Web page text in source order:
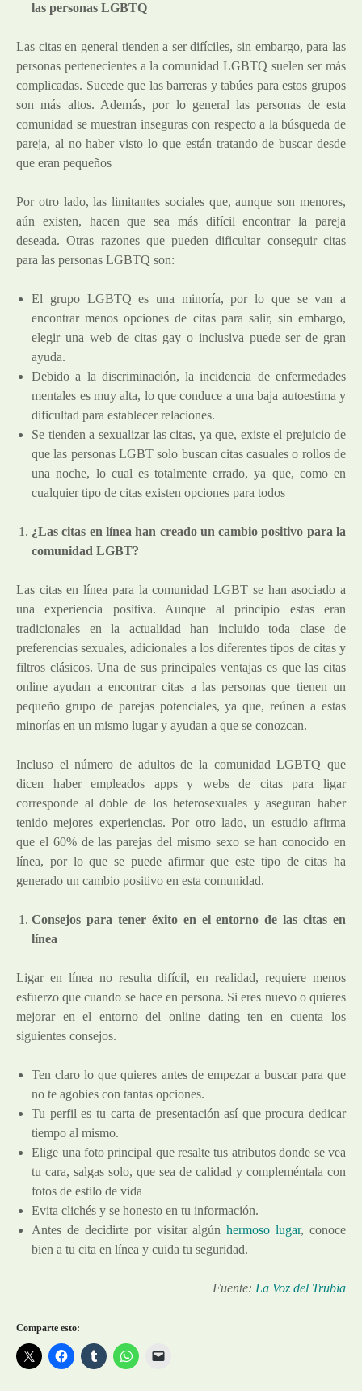
las personas LGBTQ
Las citas en general tienden a ser difíciles, sin embargo, para las
personas pertenecientes a la comunidad LGBTQ suelen ser más
complicadas. Sucede que las barreras y tabúes para estos grupos
son más altos. Además, por lo general las personas de esta
comunidad se muestran inseguras con respecto a la búsqueda de
pareja, al no haber visto lo que están tratando de buscar desde
que eran pequeños
Por otro lado, las limitantes sociales que, aunque son menores,
aún existen, hacen que sea más difícil encontrar la pareja
deseada. Otras razones que pueden dificultar conseguir citas
para las personas LGBTQ son:
El grupo LGBTQ es una minoría, por lo que se van a
encontrar menos opciones de citas para salir, sin embargo,
elegir una web de citas gay o inclusiva puede ser de gran
ayuda.
Debido a la discriminación, la incidencia de enfermedades
mentales es muy alta, lo que conduce a una baja autoestima y
dificultad para establecer relaciones.
Se tienden a sexualizar las citas, ya que, existe el prejuicio de
que las personas LGBT solo buscan citas casuales o rollos de
una noche, lo cual es totalmente errado, ya que, como en
cualquier tipo de citas existen opciones para todos
¿Las citas en línea han creado un cambio positivo para la
comunidad LGBT?
Las citas en línea para la comunidad LGBT se han asociado a
una experiencia positiva. Aunque al principio estas eran
tradicionales en la actualidad han incluido toda clase de
preferencias sexuales, adicionales a los diferentes tipos de citas y
filtros clásicos. Una de sus principales ventajas es que las citas
online ayudan a encontrar citas a las personas que tienen un
pequeño grupo de parejas potenciales, ya que, reúnen a estas
minorías en un mismo lugar y ayudan a que se conozcan.
Incluso el número de adultos de la comunidad LGBTQ que
dicen haber empleados apps y webs de citas para ligar
corresponde al doble de los heterosexuales y aseguran haber
tenido mejores experiencias. Por otro lado, un estudio afirma
que el 60% de las parejas del mismo sexose han conocido en
línea, por lo que se puede afirmar que este tipo de citas ha
generado un cambio positivo en esta comunidad.
Consejos para tener éxito en el entorno de las citas en
línea
Ligar en línea no resulta difícil, en realidad, requiere menos
esfuerzo que cuando se hace en persona. Si eres nuevo o quieres
mejorar en el entorno del online dating ten en cuenta los
siguientes consejos.
Ten claro lo que quieres antes de empezar a buscar para que
no te agobies con tantas opciones.
Tu perfil es tu carta de presentación así que procura dedicar
tiempo al mismo.
Elige una foto principal que resalte tus atributos donde se vea
tu cara, salgas solo, que sea de calidad y compleméntala con
fotos de estilo de vida
Evita clichés y se honesto en tu información.
Antes de decidirte por visitar algúnhermoso lugar, conoce
bien a tu cita en línea y cuida tu seguridad.
Fuente: La Voz del Trubia
Comparte esto: